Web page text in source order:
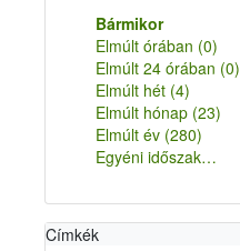
Bármikor
Elmúlt órában (0)
Elmúlt 24 órában (0)
Elmúlt hét (4)
Elmúlt hónap (23)
Elmúlt év (280)
Egyéni időszak…
Címkék